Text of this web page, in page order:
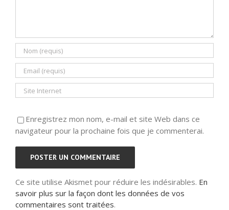
Enregistrez mon nom, e-mail et site Web dans ce
navigateur pour la prochaine fois que je commenterai.
Ce site utilise Akismet pour réduire les indésirables. En
savoir plus sur la façon dont les données de vos
commentaires sont traitées.